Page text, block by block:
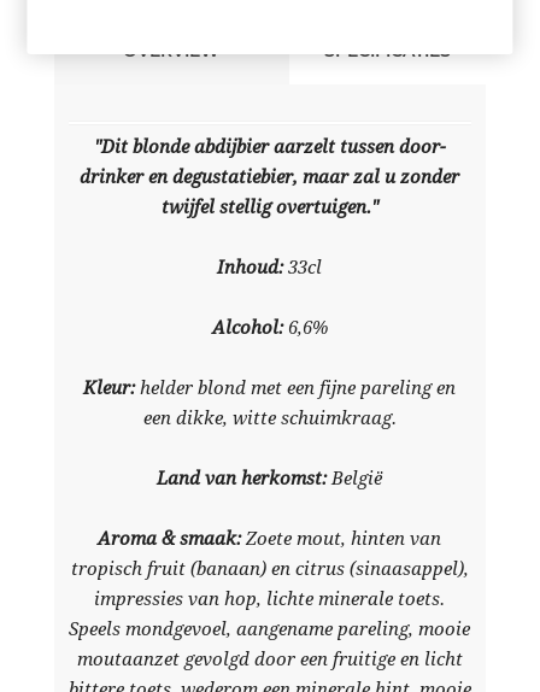
OVERVIEW SPECIFICATIES
"Dit blonde abdijbier aarzelt tussen door-
drinker en degustatiebier, maar zal u zonder
twijfel stellig overtuigen."
Inhoud:33cl
Alcohol: 6,6%
Kleur:helder blond met een fijne pareling en
een dikke, witte schuimkraag.
Land van herkomst:België
Aroma & smaak:Zoete mout, hinten van
tropisch fruit (banaan) en citrus (sinaasappel),
impressies van hop, lichte minerale toets.
Speels mondgevoel, aangename pareling, mooie
moutaanzet gevolgd door een fruitige en licht